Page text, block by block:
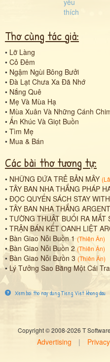
Thơ cùng tác giả:
• Lỡ Làng
• Cỏ Đêm
• Ngậm Ngùi Bông Bưởi
• Đà Lạt Chưa Xa Đã Nhớ
• Nắng Quê
• Mẹ Và Mùa Hạ
• Mùa Xuân Và Những Cánh
• Ẩn Khúc Và Giọt Buồn
• Tìm Mẹ
• Mua & Bán
Các bài thơ tương tự:
• NHỮNG ĐỨA TRẺ BẢN MÂY (
• TÂY BAN NHA THẮNG PHÁP
• ĐỌC QUYỂN SÁCH STAY WITH ME FOREVER AND EVER PAPA!
• TÂY BAN NHA THẮNG
• TƯỜNG THUẬT BUỔI RA MẮT SÁCH SONG NGỮ ANH VIỆT CHA MÃI BÊN ĐỜI STAY
• TRẬN BÁN KẾT OANH LIỆT
• Bàn Giao Nỗi Buồn 1 (Thiên Ân)
•Bàn Giao Nỗi Buồn 2 (Thiên Ân)
• Bàn Giao Nỗi Bưồn 3 (Thiên Ân)
•Lý Tưởng Sao Bằng Một Cái
Xem bai tho nay dung Tieng Viet khong dau
Copyright © 2008-2026 T
Advertising |